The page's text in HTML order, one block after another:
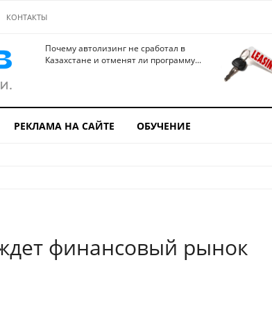
КОНТАКТЫ
Почему автолизинг не сработал в
Казахстане и отменят ли программу...
РЕКЛАМА НА САЙТЕ ОБУЧЕНИЕ
финансовый рынок